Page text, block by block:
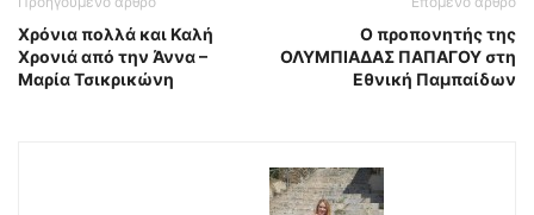
Χρόνια πολλά και Καλή
Χρονιά από την Άννα –
Μαρία Τσικρικώνη
Ο προπονητής της
ΟΛΥΜΠΙΑΔΑΣ ΠΑΠΑΓΟΥ στη
Εθνική Παμπαίδων